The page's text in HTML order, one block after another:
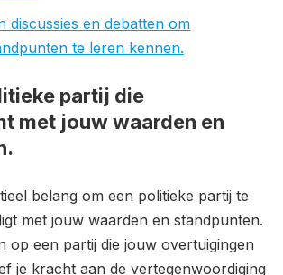
discussies en debatten om
te leren kennen.
partij die
met jouw waarden en
belang om een politieke partij te
met jouw waarden en standpunten.
op een partij die jouw overtuigingen
je kracht aan de vertegenwoordiging